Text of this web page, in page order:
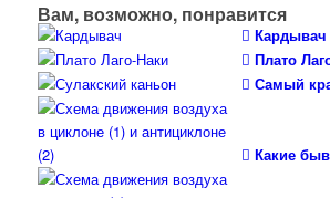
Вам, возможно, понравится
Кардывач
Плато
Самый
Какие